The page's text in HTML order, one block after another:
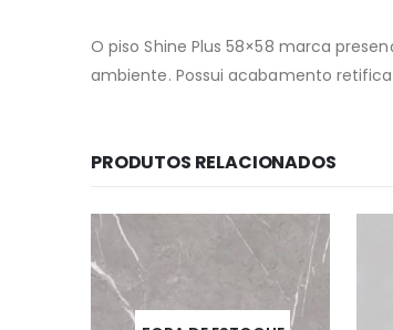
O piso Shine Plus 58×58 marca
ambiente. Possui acabamento
PRODUTOS RELACIONADOS